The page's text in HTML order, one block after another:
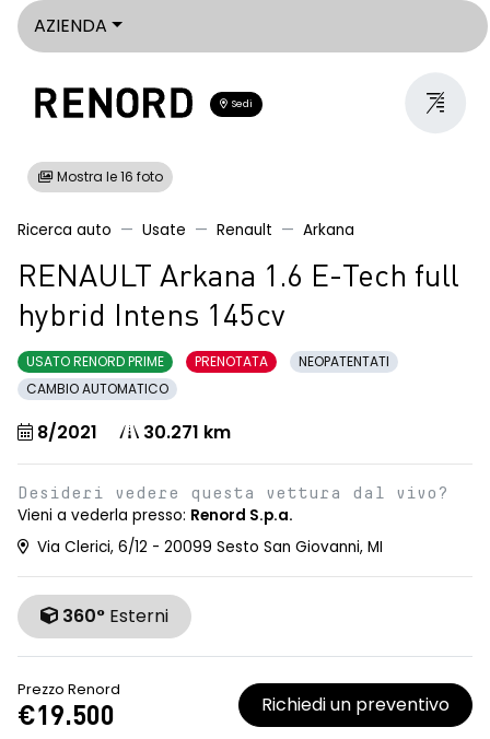
AZIENDA
Sedi
Mostra le 16 foto
Ricerca auto Usate Renault Arkana
RENAULT Arkana 1.6 E-Tech full
hybrid Intens 145cv
USATO RENORD PRIME PRENOTATA
NEOPATENTATI
CAMBIO AUTOMATICO
8/2021 30.271 km
Desideri vedere questa vettura dal vivo?
Vieni a vederla presso: Renord S.p.a.
Via Clerici, 6/12 - 20099 Sesto San Giovanni, MI
360° Esterni
Prezzo Renord
€19.500 Richiedi un preventivo